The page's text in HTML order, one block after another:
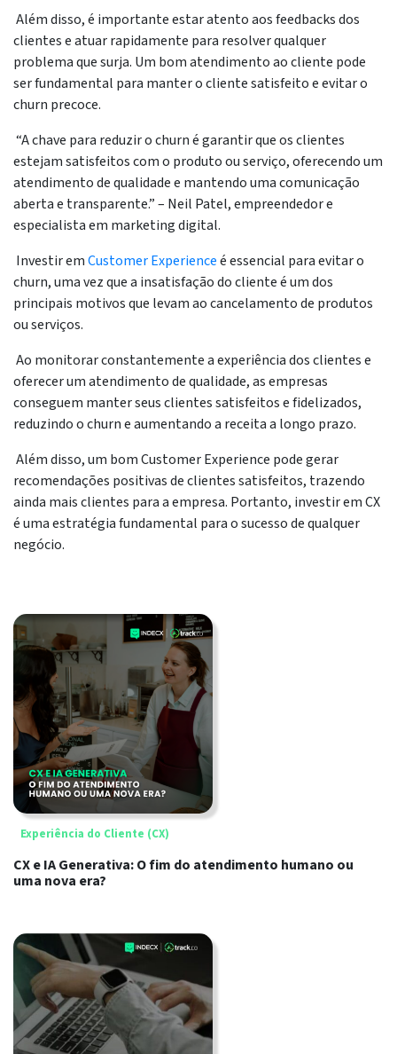
Além disso, é importante estar atento aos feedbacks dos
clientes e atuar rapidamente para resolver qualquer
problema que surja. Um bom atendimento ao cliente pode
ser fundamental para manter o cliente satisfeito e evitar o
churn precoce.
“A chave para reduzir o churn é garantir que os clientes
estejam satisfeitos com o produto ou serviço, oferecendo um
atendimento de qualidade e mantendo uma comunicação
aberta e transparente.” – Neil Patel, empreendedor e
especialista em marketing digital.
Investir emCustomer Experienceé essencial para evitar o
churn, uma vez que a insatisfação do cliente é um dos
principais motivos que levam ao cancelamento de produtos
ou serviços.
Ao monitorar constantemente a experiência dos clientes e
oferecer um atendimento de qualidade, as empresas
conseguem manter seus clientes satisfeitos e fidelizados,
reduzindo o churn e aumentando a receita a longo prazo.
Além disso, um bom Customer Experience pode gerar
recomendações positivas de clientes satisfeitos, trazendo
ainda mais clientes para a empresa. Portanto, investir em CX
é uma estratégia fundamental para o sucesso de qualquer
negócio.
Experiência do Cliente (CX)
CX e IA Generativa: O fim do atendimento humano ou
uma nova era?